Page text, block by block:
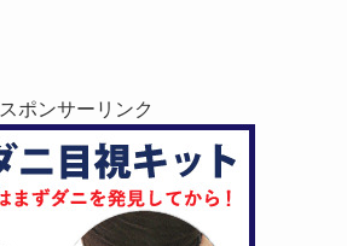
スポンサーリンク